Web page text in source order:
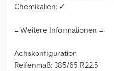
Chemikalien: ✓
= Weitere Informationen =
Achskonfiguration
Reifenmaß: 385/65 R22.5